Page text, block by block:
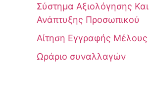
Σύστημα Αξιολόγησης Και
Ανάπτυξης Προσωπικού
Αίτηση Εγγραφής Μέλους
Ωράριο συναλλαγών